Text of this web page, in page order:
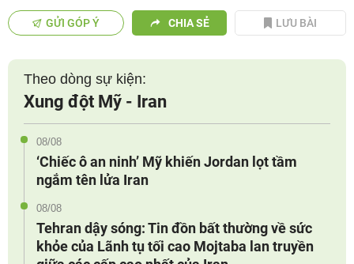
GỬI GÓP Ý CHIA SẺ LƯU BÀI
Theo dòng sự kiện:
Xung đột Mỹ - Iran
08/08
‘Chiếc ô an ninh’ Mỹ khiến Jordan lọt tầm
ngắm tên lửa Iran
08/08
Tehran dậy sóng: Tin đồn bất thường về sức
khỏe của Lãnh tụ tối cao Mojtaba lan truyền